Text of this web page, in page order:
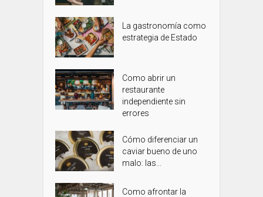
La gastronomía como
estrategia de Estado
Como abrir un
restaurante
independiente sin
errores
Cómo diferenciar un
caviar bueno de uno
malo: las...
Como afrontar la